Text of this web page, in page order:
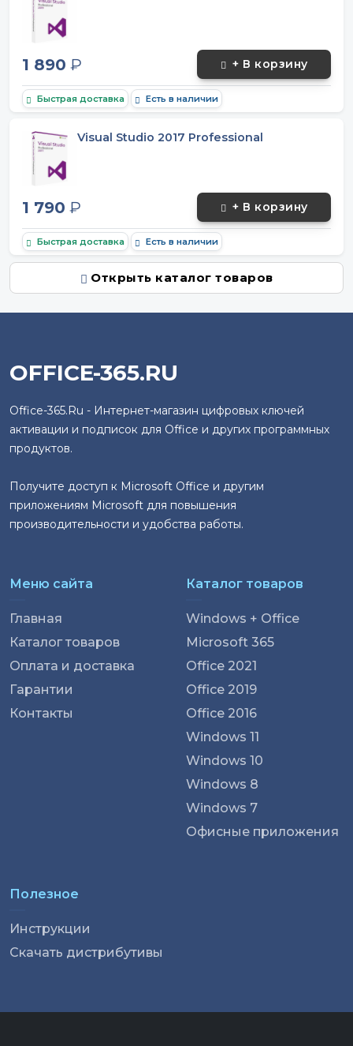
1 890 ₽ + В корзину
Быстрая доставка Есть в наличии
Visual Studio 2017 Professional
1 790 ₽ + В корзину
Быстрая доставка Есть в наличии
Открыть каталог товаров
OFFICE-365.RU
Office-365.Ru - Интернет-магазин цифровых ключей
активации и подписок для Office и других программных
продуктов.
Получите доступ к Microsoft Office и другим
приложениям Microsoft для повышения
производительности и удобства работы.
Меню сайта
Главная
Каталог товаров
Оплата и доставка
Гарантии
Контакты
Каталог товаров
Windows + Office
Microsoft 365
Office 2021
Office 2019
Office 2016
Windows 11
Windows 10
Windows 8
Windows 7
Офисные приложения
Полезное
Инструкции
Скачать дистрибутивы